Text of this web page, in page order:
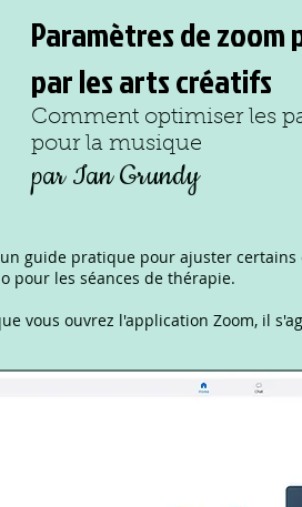
Paramètres de zoom
par les arts créatifs
Comment optimiser les
pour la musique
par Ian Grundy
guide pratique pour ajuster
pour les séances de thérapie.
vous ouvrez l'application Zoom, il